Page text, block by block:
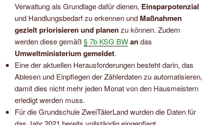
Verwaltung als Grundlage dafür dienen, Einsparpotenzial
und Handlungsbedarf zu erkennen und Maßnahmen
gezielt priorisieren und planenzu können. Zudem
werden diese gemäß§ 7b KSG BWandas
Umweltministerium gemeldet.
Eine der aktuellen Herausforderungen besteht darin, das
Ablesen und Einpflegen der Zählerdaten zu automatisieren,
damit dies nicht mehr jeden Monat von den Hausmeistern
erledigt werden muss.
Für die Grundschule ZweiTälerLand wurden die Daten für